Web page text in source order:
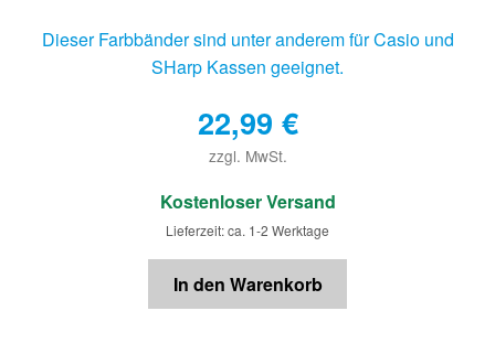
Dieser Farbbänder sind unter anderem für Casio und
SHarp Kassen geeignet.
22,99 €
zzgl. MwSt.
€
Kostenloser Versand
Lieferzeit: ca. 1-2 Werktage
In den Warenkorb